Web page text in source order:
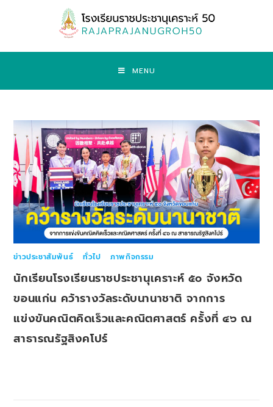
MENU
ข่าวประชาสัมพันธ์ /ทั่วไป /ภาพกิจกรรม
นักเรียนโรงเรียนราชประชานุเคราะห์ ๕๐ จังหวัด
ขอนแก่น คว้ารางวัลระดับนานาชาติ จากการ
แข่งขันคณิตคิดเร็วและคณิตศาสตร์ ครั้งที่ ๔๖ ณ
สาธารณรัฐสิงคโปร์